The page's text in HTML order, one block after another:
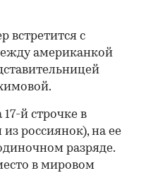
встретится с
американкой
й строчке в
россиянок), на ее
разряде.
в мировом